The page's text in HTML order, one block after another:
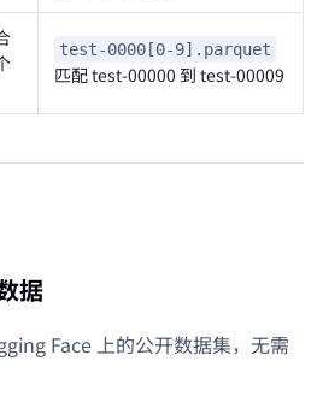
test-0000[0-9].parquet
匹配 test-00000 到 test-00009
据
Face 上的公开数据集，无需